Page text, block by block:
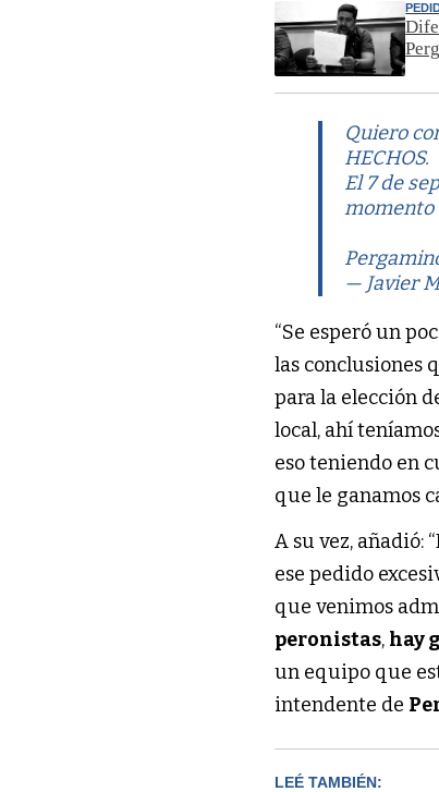
Quiero
HECHOS.
El 7 de
momento
— Javier
“Se esperó un
las conclusiones
para la elección
local, ahí
eso teniendo en
que le ganamos
A su vez, añadió:
ese pedido
que venimos
peronistas, hay
un equipo que
intendente de
LEÉ TAMBIÉN: